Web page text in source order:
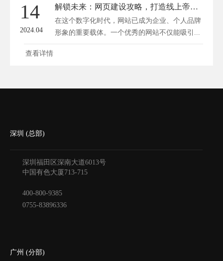
14
2024.04
解锁未来：网页建设攻略，打造线上帝国的秘密蓝图
在这个数字化时代，网站已成为企业、个人品牌
形象的重要载体。一个优秀的网站不仅能吸引...
查看详情
深圳 (总部)
深圳福田区深南大道6013号
中国有色大厦 713-715
400-800-9385
0755-83896336
广州 (分部)